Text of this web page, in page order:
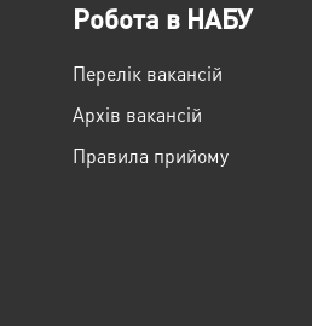
Робота в НАБУ
Перелік вакансій
Архів вакансій
Правила прийому